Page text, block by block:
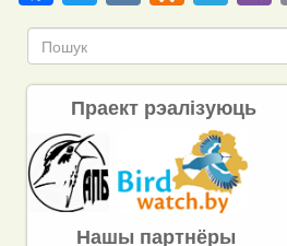
Праект рэалізуюць
Нашы партнёры